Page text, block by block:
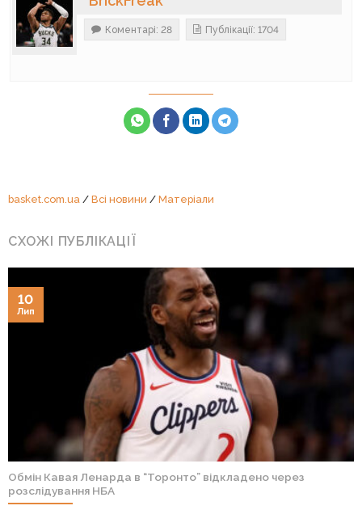
Коментарі: 28 Публікації: 1704
basket.com.ua/ Всі новини / Матеріали
СХОЖІ ПУБЛІКАЦІЇ
Обмін Кавая Ленарда в “Торонто” відкладено через
розслідування НБА
10
Лип